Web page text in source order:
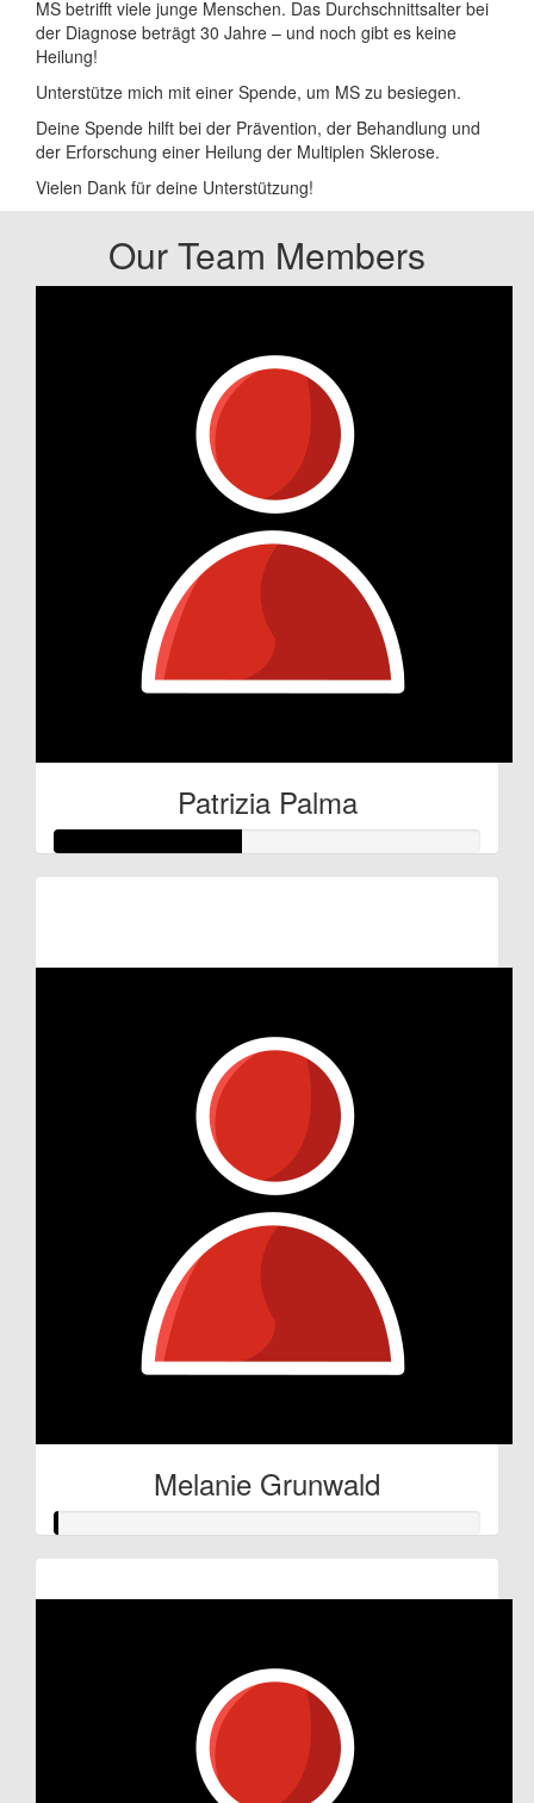
MS betrifft viele junge Menschen. Das Durchschnittsalter bei
der Diagnose beträgt 30 Jahre – und noch gibt es keine
Heilung!
Unterstütze mich mit einer Spende, um MS zu besiegen.
Deine Spende hilft bei der Prävention, der Behandlung und
der Erforschung einer Heilung der Multiplen Sklerose.
Vielen Dank für deine Unterstützung!
Our Team Members
Patrizia Palma
Melanie Grunwald